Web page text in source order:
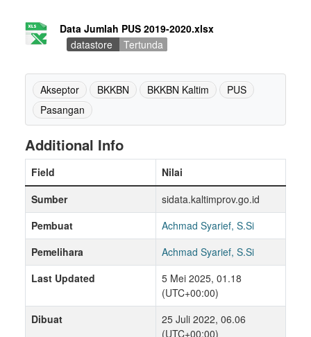
Data Jumlah PUS 2019-2020.xlsx
datastore
Tertunda
Akseptor BKKBN BKKBN Kaltim
PUS
Pasangan
Additional Info
Field
Nilai
Sumber
sidata.kaltimprov.go.id
Pembuat
Achmad Syarief, S.Si
Pemelihara
Achmad Syarief, S.Si
Last Updated
5 Mei 2025, 01.18
(UTC+00:00)
Dibuat
25 Juli 2022, 06.06
(UTC+00:00)